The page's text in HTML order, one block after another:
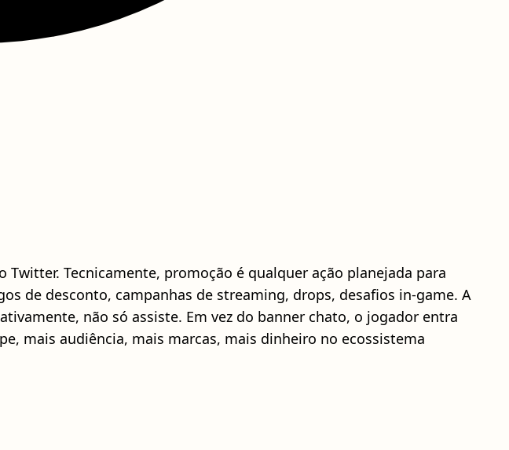
Tecnicamente, promoção é qualquer ação planejada para
de desconto, campanhas de streaming, drops, desafios in‑game. A
não só assiste. Em vez do banner chato, o jogador entra
mais audiência, mais marcas, mais dinheiro no ecossistema